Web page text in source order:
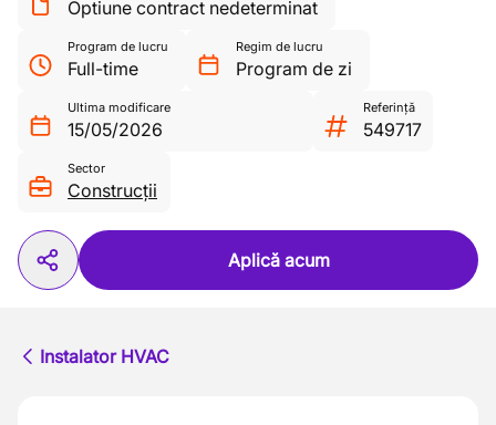
Optiune contract nedeterminat
Program de lucru
Full-time
Regim de lucru
Program de zi
Ultima modificare
15/05/2026
Referință
549717
Sector
Construcții
Aplică acum
Instalator HVAC